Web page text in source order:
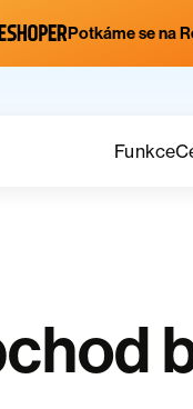
Potkáme se na
Funkce